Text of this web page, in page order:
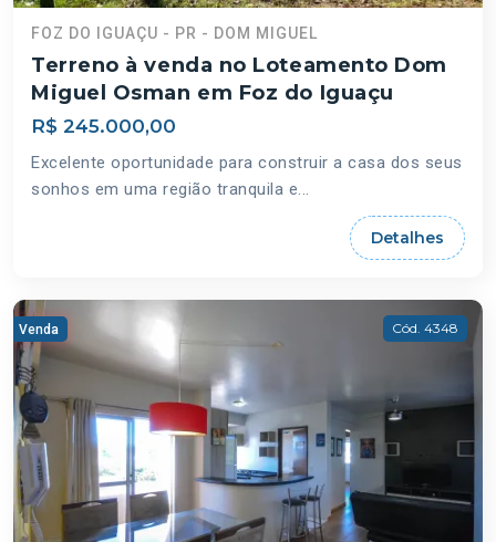
FOZ DO IGUAÇU - PR - DOM MIGUEL
Terreno à venda no Loteamento Dom
Miguel Osman em Foz do Iguaçu
R$ 245.000,00
Excelente oportunidade para construir a casa dos seus
sonhos em uma região tranquila e...
Detalhes
Venda Cód. 4348